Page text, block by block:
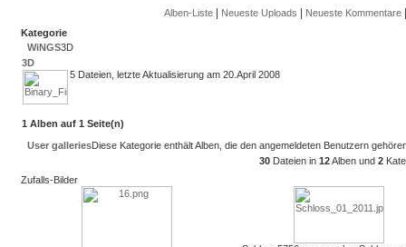
Alben-Liste Neueste Uploads Neueste Kommentare
Kategorie
WiNGS3D
3D
5 Dateien, letzte Aktualisierung am 20.April 2008
1 Alben auf 1 Seite(n)
User galleriesDiese Kategorie enthält Alben, die den angemeldeten Benutzern
30 Dateien in 12Alben und 2
Zufalls-Bilder